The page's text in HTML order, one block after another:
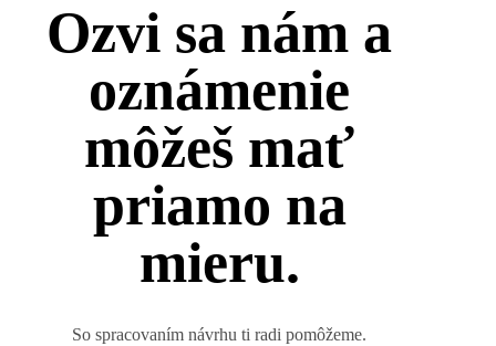
Ozvi sa nám a
oznámenie
môžeš mať
priamo na
mieru.
So spracovaním návrhu ti radi pomôžeme.